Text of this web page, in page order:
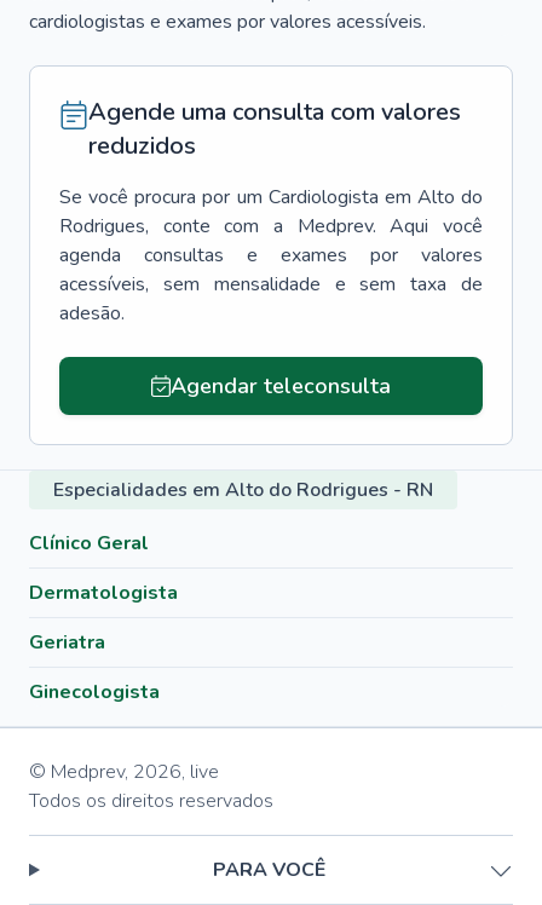
cardiologistas e exames por valores acessíveis.
Agende uma consulta com valores
reduzidos
Se você procura por um Cardiologista em Alto do
Rodrigues, conte com a Medprev. Aqui você
agenda consultas e exames por valores
acessíveis, sem mensalidade e sem taxa de
adesão.
Agendar teleconsulta
Especialidades em Alto do Rodrigues - RN
Clínico Geral
Dermatologista
Geriatra
Ginecologista
© Medprev, 2026, live
Todos os direitos reservados
PARA VOCÊ